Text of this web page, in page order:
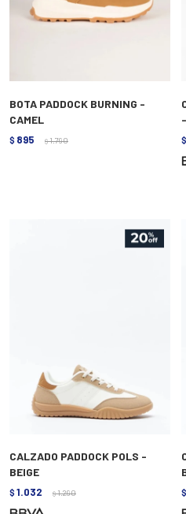
BOTA PADDOCK BURNING -
CAMEL
$ 895 $ 1.790 $
CALZADO PADDOCK POLS -
BEIGE
$ 1.032 $ 1.290 $